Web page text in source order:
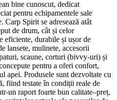
bine cunoscut, dedicat
pentru echipamentele sale
Carp Spirit se adresează atât
de drum, cât și celor
eficiente, durabile și ușor de
lansete, mulinete, accesorii
scaune, corturi (bivvy-uri) și
pentru a oferi confort,
apei. Produsele sunt dezvoltate cu
fiind testate în condiții reale de
un raport foarte bun calitate–preț,